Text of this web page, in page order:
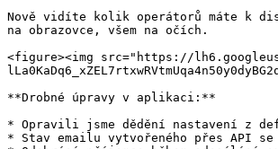
Nově vidíte kolik operátorů máte k
na obrazovce, všem na očích.
<figure><img src="https://
**Drobné úpravy v aplikaci:**
* Opravili jsme dědění nastavení z
* Stav emailu vytvořeného přes API